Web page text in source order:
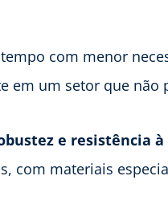
com menor
um setor que não
e resistência à
com materiais